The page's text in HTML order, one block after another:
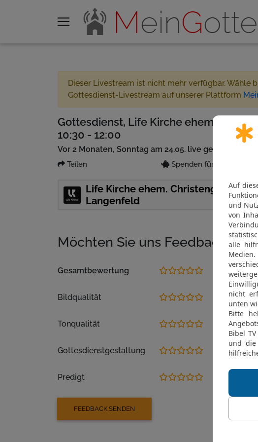
MeinG
Dieser Livestream ist nicht mehr verfügbar. Wähle
Gottesdienst-Livestream auf unserer Plattform
Gottesdienst, Life Kirche ehem.
10:30 - 12:00
Vor 2 Monaten, Sonntag am 24.05. live gestreamt
Teilen Spenden für Partner
Life Kirche ehem. Christengem.
Langenfeld
Möchten Sie uns Feedback
Gesamtbewertung
Bildqualität
Tonqualität
Gottesdienstgestaltung
Predigt